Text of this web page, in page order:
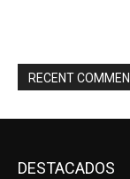
RECENT
DESTACADOS